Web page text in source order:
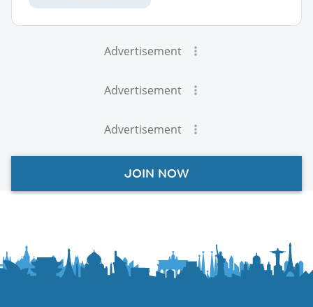
Advertisement
Advertisement
Advertisement
JOIN NOW